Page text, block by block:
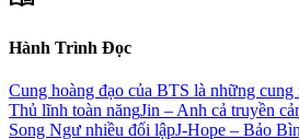
Hành Trình Đọc
Cung hoàng đạo của BTS là những cung
Thủ lĩnh toàn năngJin – Anh cả truyền
Song Ngư nhiều đối lậpJ-Hope – Bảo